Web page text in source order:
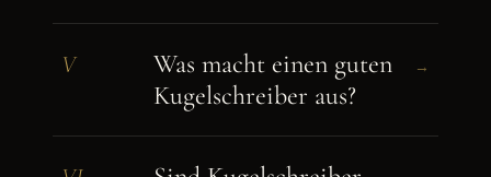
V
Was macht einen guten
Kugelschreiber aus?
→